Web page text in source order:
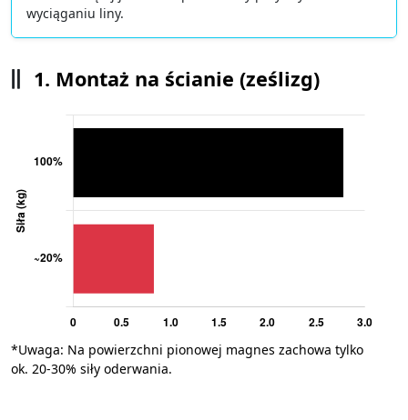
wyciąganiu liny.
1. Montaż na ścianie (ześlizg)
*Uwaga: Na powierzchni pionowej magnes zachowa tylko
ok. 20-30% siły oderwania.